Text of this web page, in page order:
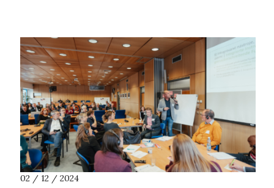
02 / 12 / 2024